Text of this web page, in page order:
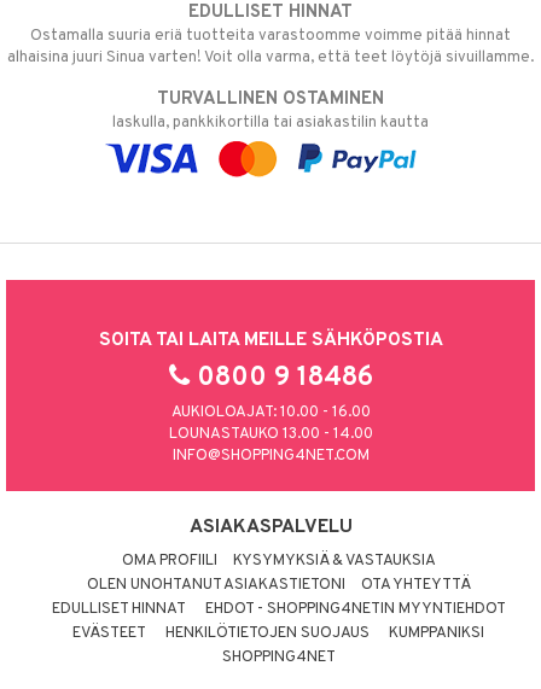
EDULLISET HINNAT
Ostamalla suuria eriä tuotteita varastoomme voimme pitää hinnat
alhaisina juuri Sinua varten! Voit olla varma, että teet löytöjä sivuillamme.
TURVALLINEN OSTAMINEN
laskulla, pankkikortilla tai asiakastilin kautta
SOITA TAI LAITA MEILLE SÄHKÖPOSTIA
0800 9 18486
AUKIOLOAJAT: 10.00 - 16.00
LOUNASTAUKO 13.00 - 14.00
INFO@SHOPPING4NET.COM
ASIAKASPALVELU
OMA PROFIILI
KYSYMYKSIÄ & VASTAUKSIA
OLEN UNOHTANUT ASIAKASTIETONI
OTA YHTEYTTÄ
EDULLISET HINNAT
EHDOT - SHOPPING4NETIN MYYNTIEHDOT
EVÄSTEET
HENKILÖTIETOJEN SUOJAUS
KUMPPANIKSI
SHOPPING4NET